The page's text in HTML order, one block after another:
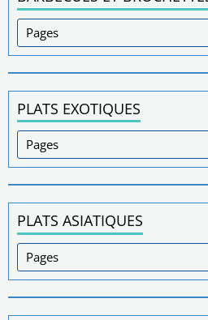
PLATS EXOTIQUES
PLATS ASIATIQUES